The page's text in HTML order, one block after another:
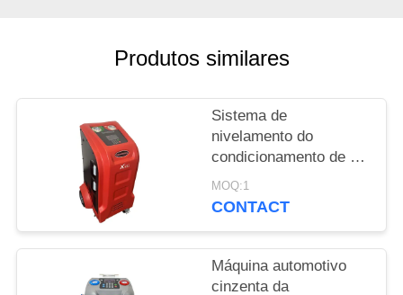
Produtos similares
Sistema de
nivelamento do
condicionamento de ar
da máquina da
recuperação do líquido
MOQ:1
CONTACT
Máquina automotivo
cinzenta da